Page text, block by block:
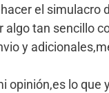
el simulacro
algo tan sencillo
y
opinión,es lo que